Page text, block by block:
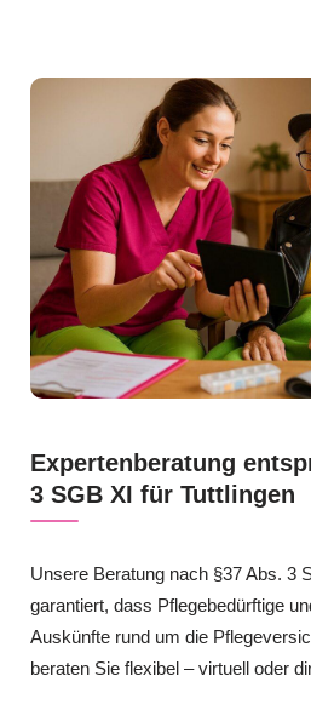
Expertenberatung
3 SGB XI für Tuttlingen
Unsere Beratung nach §37 Abs. 3
garantiert, dass Pflegebedürftige
Auskünfte rund um die
beraten Sie flexibel – virtuell oder